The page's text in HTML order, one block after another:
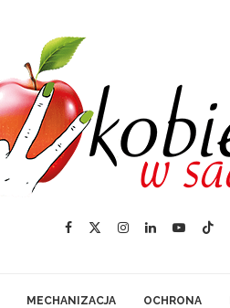
MECHANIZACJA OCHRONA